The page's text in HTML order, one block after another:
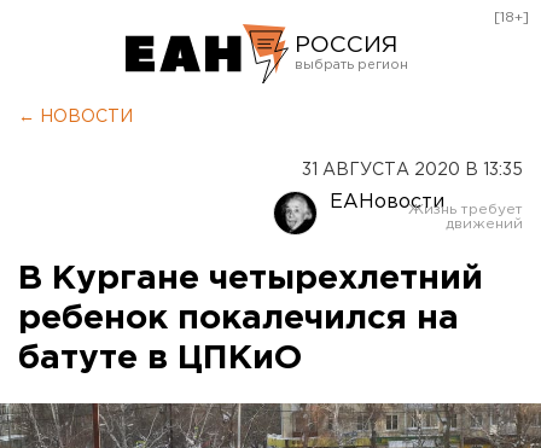
РОССИЯ
Оренбург
[18+]
← НОВОСТИ
31 АВГУСТА 2020 В 13:35
ЕАНовости
В Кургане четырехлетний
ребенок покалечился на
батуте в ЦПКиО